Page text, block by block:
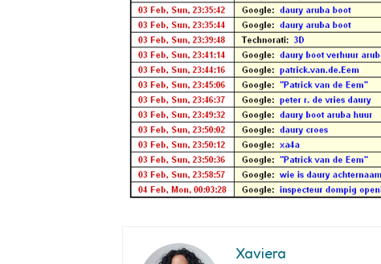
Xaviera